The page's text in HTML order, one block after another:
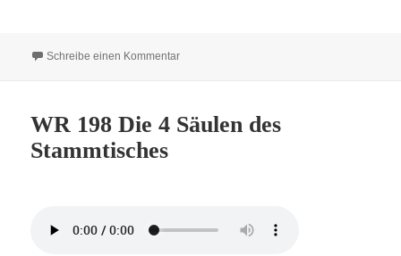
Schreibe einen Kommentarzu WR 255 Zerplatzte Europa Träume und
WR 198 Die 4 Säulen des
Stammtisches